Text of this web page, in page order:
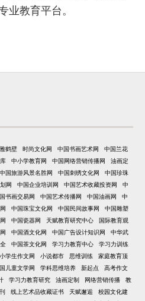
业教育平台。
鹤壁 时尚文化网 中国书画艺术网
中国兰花
中小学教育网 中国网络营销传播网
油画定
中国旅游风景名胜网 中国刺绣文化网
中国珍珠
网 中国企业培训网 中国艺术收藏投资网
中
书画交易网 中国艺术传播网 中国油画网
中
中国珠宝文化网 中国民间故事网
中国雕塑
中国瓷器网 天赋教育研究中心
国际教育观
中国酒文化网 中国广告设计知识网
中华武
中国茶文化网 学习力教育中心
学习力训练
学生作文网 小说都市 思维训练
家庭教育顶
儿童文学网 学科思维培养 新起点
高考作文
学习力教育研究 油画定制 网络营销传播
教
线上艺术品收藏证书 天赋邂逅
校园文化建